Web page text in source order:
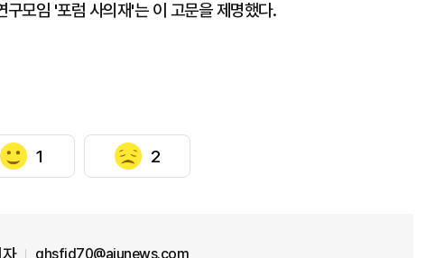
모임 '포럼 사의재'는 이 고문을 제명했다.
1 2
qhsfid70@ajunews.com